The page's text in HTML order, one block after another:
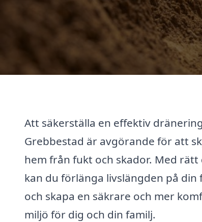
Att säkerställa en effektiv
Grebbestad är avgörande för att
hem från fukt och skador. Med
kan du förlänga livslängden på din
och skapa en säkrare och mer
miljö för dig och din familj.